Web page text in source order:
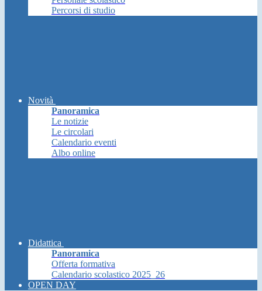
Percorsi di studio
Novità
Panoramica
Le notizie
Le circolari
Calendario eventi
Albo online
Didattica
Panoramica
Offerta formativa
Calendario scolastico 2025_26
OPEN DAY